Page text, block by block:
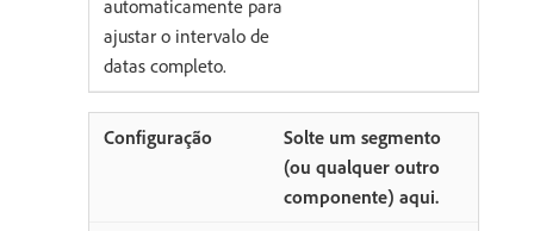
automaticamente para
ajustar o intervalo de
datas completo.
Solte um segmento
(ou qualquer outro
componente) aqui.